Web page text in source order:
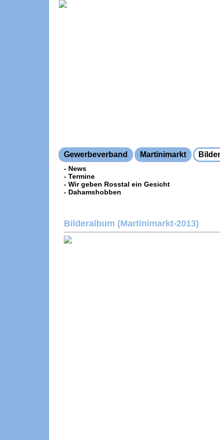
Gewerbeverband Martinimarkt Bilder
- News
- Termine
- Wir geben Rosstal ein Gesicht
- Dahamshobben
Bilderalbum (Martinimarkt-2013)